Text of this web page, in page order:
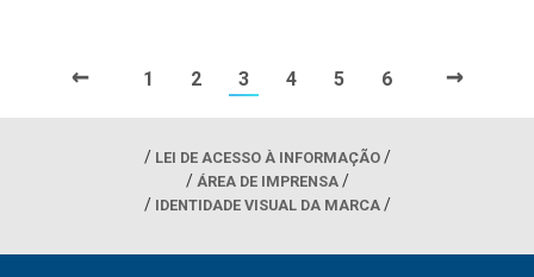
← 1 2 3 4 5 6 →
LEI DE ACESSO À INFORMAÇÃO
ÁREA DE IMPRENSA
IDENTIDADE VISUAL DA MARCA